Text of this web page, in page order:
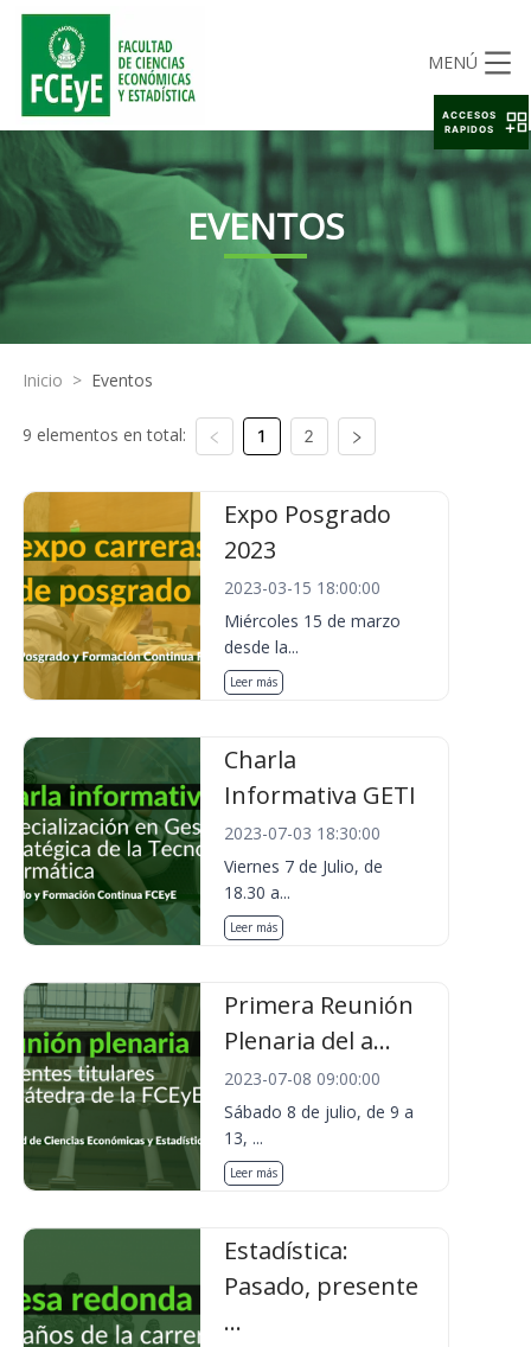
MENÚ
EVENTOS
Inicio > Eventos
9 elementos en total: 1 2
Expo Posgrado
2023
2023-03-15 18:00:00
Miércoles 15 de marzo
desde la...
Leer más
Charla
Informativa GETI
2023-07-03 18:30:00
Viernes 7 de Julio, de
18.30 a...
Leer más
Primera Reunión
Plenaria del a...
2023-07-08 09:00:00
Sábado 8 de julio, de 9 a
13, ...
Leer más
Estadística:
Pasado, presente
...
ACCESOS
RAPIDOS